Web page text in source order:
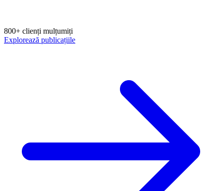
800+ clienți mulțumiți
Explorează publicațiile